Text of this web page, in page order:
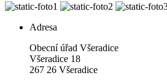
Adresa
Obecní úřad Všeradice
Všeradice 18
267 26 Všeradice